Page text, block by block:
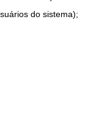
do sistema);